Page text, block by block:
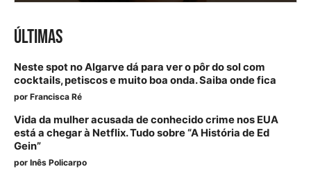
ÚLTIMAS
Neste spot no Algarve dá para ver o pôr do sol com
cocktails, petiscos e muito boa onda. Saiba onde fica
por Francisca Ré
Vida da mulher acusada de conhecido crime nos EUA
está a chegar à Netflix. Tudo sobre “A História de Ed
Gein”
por Inês Policarpo